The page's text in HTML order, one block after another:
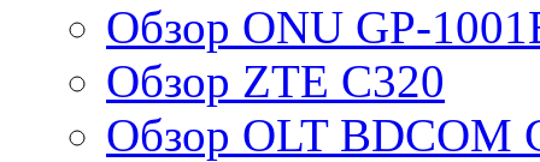
Обзор ONU GP-
Обзор ZTE C320
Обзор OLT BDCOM